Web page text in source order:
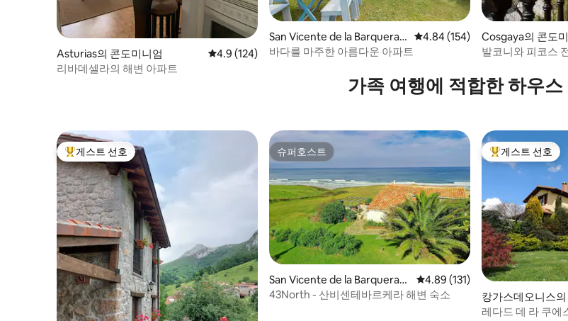
Asturias의 콘도미니엄 평점 4.9점(5점 만점), 후기 124개
4.9 (124)
리바데셀라의 해변 아파트
San Vicente de la Barquera
의 콘도미니엄
평점 4.84점(5점 만점), 후기 154
4.84 (154)
바다를 마주한 아름다운 아파트
Cosgaya의 콘도
발코니와 피코스
가족 여행에 적합한 하우스
상위 게스트 선호
게스트 선호 슈퍼호스트
슈퍼호스트
San Vicente de la Barquera의
집
평점 4.89점(5점 만점), 후기 131
4.89 (131)
43North - 산비센테바르케라 해변 숙소
상위 게스트 선호
게스트 선호
캉가스데오니스의
레다드 데 라 쿠에